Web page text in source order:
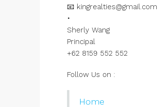
📧 kingrealties@gmail.com
•
Sherly Wang
Principal
+62 8159 552 552
Follow Us on :
Home